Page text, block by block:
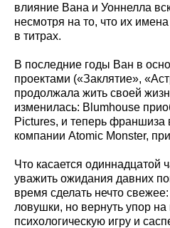
влияние Вана и Уоннелла
несмотря на то, что их
в титрах.
В последние годы Ван в
проектами («Заклятие»,
продолжала жить своей
изменилась: Blumhouse
Pictures, и теперь франшиза
компании Atomic Monster,
Что касается одиннадцатой
уважить ожидания давних
время сделать нечто
ловушки, но вернуть упор
психологическую игру и